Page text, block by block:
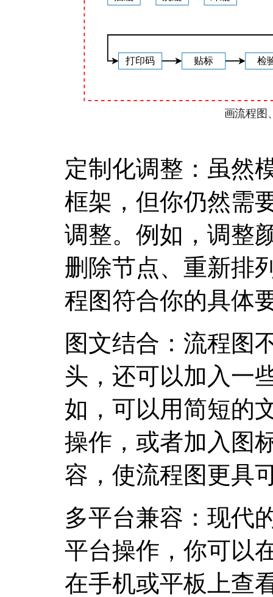
定制化调整：虽然
框架，但你仍然需
调整。例如，调整
删除节点、重新排
程图符合你的具体
图文结合：流程图
头，还可以加入一
如，可以用简短的
操作，或者加入图
容，使流程图更具
多平台兼容：现代
平台操作，你可以
在手机或平板上查